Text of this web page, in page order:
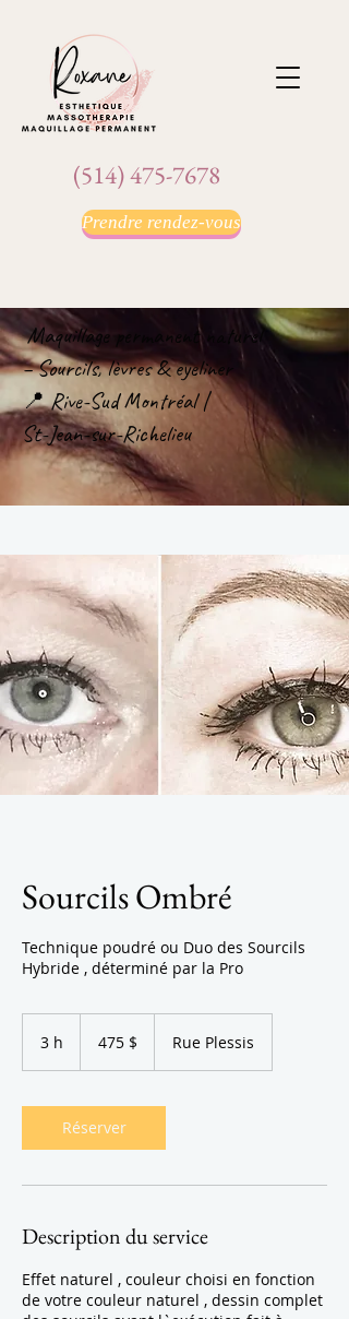
(514) 475-7678
Prendre rendez-vous
Maquillage permanent naturel
– Sourcils, lèvres & eyeliner
📍 Rive-Sud Montréal |
St-Jean-sur-Richelieu
Sourcils Ombré
Technique poudré ou Duo des Sourcils
Hybride , déterminé par la Pro
3 h 475 $ Rue Plessis
Réserver
Description du service
Effet naturel , couleur choisi en fonction
de votre couleur naturel , dessin complet